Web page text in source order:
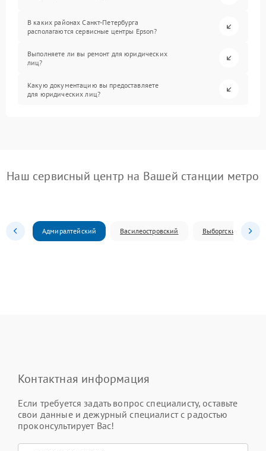
В каких районах Санкт-Петербурга
располагаются сервисные центры Epson?
Выполняете ли вы ремонт для юридических
лиц?
Какую документацию вы предоставляете
для юридических лиц?
Наш сервисный центр на Вашей станции метро
Адмиралтейский Василеостровский Выборгский
Контактная информация
Если требуется задать вопрос специалисту, оставьте
свои данные и дежурный специалист с радостью
проконсультирует Вас!